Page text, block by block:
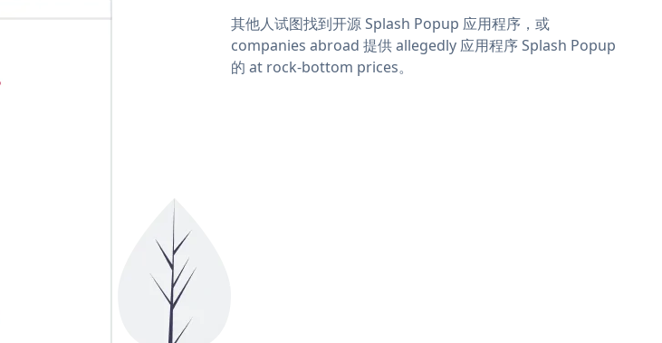
其他人试图找到开源 Splash Popup 应用程序，或
companies abroad 提供 allegedly 应用程序 Splash Popup
的 at rock-bottom prices。